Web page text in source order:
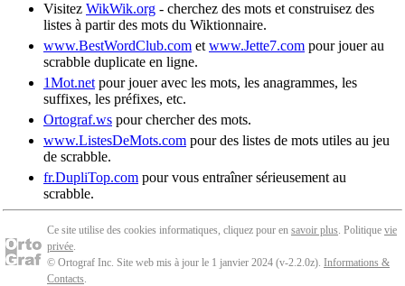
Visitez WikWik.org - cherchez des mots et construisez des
listes à partir des mots du Wiktionnaire.
www.BestWordClub.com et www.Jette7.com pour jouer au
scrabble duplicate en ligne.
1Mot.net pour jouer avec les mots, les anagrammes, les
suffixes, les préfixes, etc.
Ortograf.ws pour chercher des mots.
www.ListesDeMots.com pour des listes de mots utiles au jeu
de scrabble.
fr.DupliTop.com pour vous entraîner sérieusement au
scrabble.
Ce site utilise des cookies informatiques, cliquez pour en savoir plus. Politique vie
privée.
© Ortograf Inc. Site web mis à jour le 1 janvier 2024 (v-2.2.0z). Informations &
Contacts.